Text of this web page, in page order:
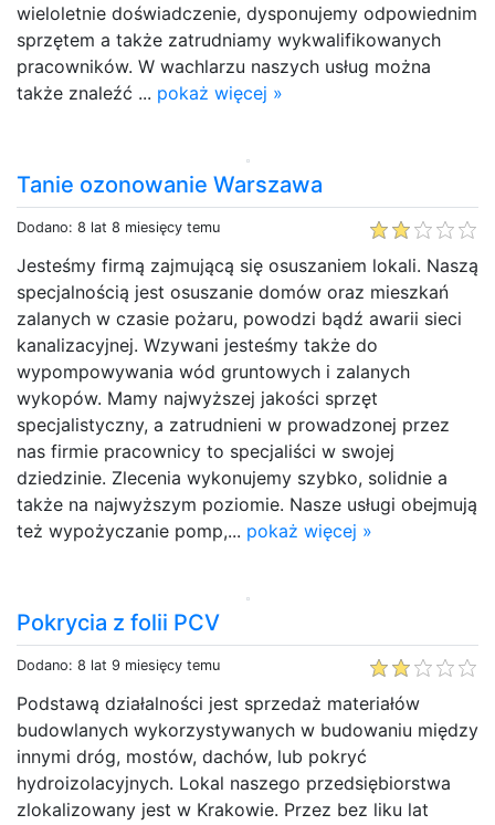
wieloletnie doświadczenie, dysponujemy odpowiednim
sprzętem a także zatrudniamy wykwalifikowanych
pracowników. W wachlarzu naszych usług można
także znaleźć ... pokaż więcej »
Tanie ozonowanie Warszawa
Dodano: 8 lat 8 miesięcy temu
Jesteśmy firmą zajmującą się osuszaniem lokali. Naszą
specjalnością jest osuszanie domów oraz mieszkań
zalanych w czasie pożaru, powodzi bądź awarii sieci
kanalizacyjnej. Wzywani jesteśmy także do
wypompowywania wód gruntowych i zalanych
wykopów. Mamy najwyższej jakości sprzęt
specjalistyczny, a zatrudnieni w prowadzonej przez
nas firmie pracownicy to specjaliści w swojej
dziedzinie. Zlecenia wykonujemy szybko, solidnie a
także na najwyższym poziomie. Nasze usługi obejmują
też wypożyczanie pomp,... pokaż więcej »
Pokrycia z folii PCV
Dodano: 8 lat 9 miesięcy temu
Podstawą działalności jest sprzedaż materiałów
budowlanych wykorzystywanych w budowaniu między
innymi dróg, mostów, dachów, lub pokryć
hydroizolacyjnych. Lokal naszego przedsiębiorstwa
zlokalizowany jest w Krakowie. Przez bez liku lat